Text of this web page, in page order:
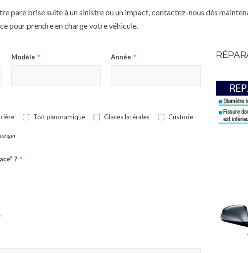
pare brise suite à un sinistre ou un impact, contactez-nous dès
pour prendre en charge votre véhicule.
Modèle * Année *
Toit panoramique Glaces latérales Custode
? *